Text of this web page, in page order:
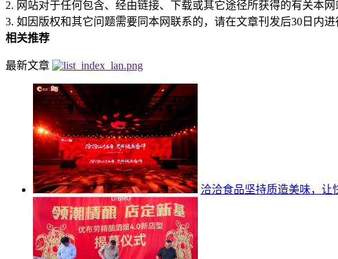
2. 网站对于任何包含、经由链接、下载或其它途径所获得的有关本
3. 如因版权和其它问题需要同本网联系的，请在文章刊发后30日内进
相关推荐
最新文章
洽洽食品坚持质造美味，让